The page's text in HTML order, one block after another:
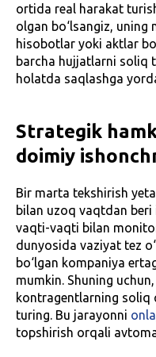
ortida real harakat
olgan bo‘lsangiz,
hisobotlar yoki aktlar
barcha hujjatlarni soliq
holatda saqlashga
Strategik
doimiy
Bir marta tekshirish
bilan uzoq vaqtdan beri
vaqti-vaqti bilan
dunyosida vaziyat tez
bo‘lgan kompaniya
mumkin. Shuning
kontragentlarning
turing. Bu jarayonni
topshirish orqali